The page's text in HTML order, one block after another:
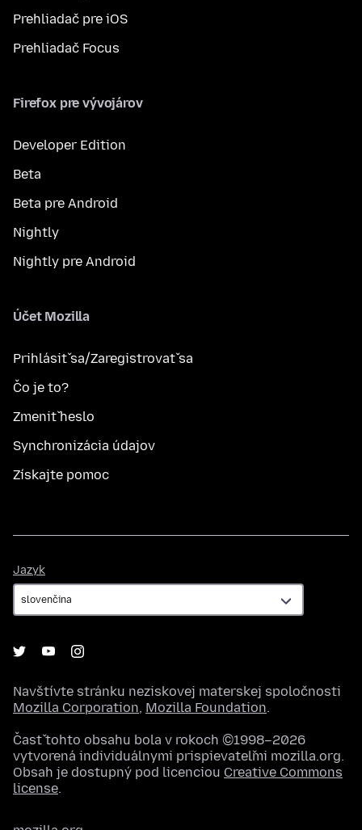
Prehliadač pre iOS
Prehliadač Focus
Firefox pre vývojárov
Developer Edition
Beta
Beta pre Android
Nightly
Nightly pre Android
Účet Mozilla
Prihlásiť sa/Zaregistrovať sa
Čo je to?
Zmeniť heslo
Synchronizácia údajov
Získajte pomoc
Jazyk
Navštívte stránku neziskovej materskej spoločnosti
Mozilla Corporation, Mozilla Foundation.
Časť tohto obsahu bola v rokoch ©1998–2026
vytvorená individuálnymi prispievateľmi mozilla.org.
Obsah je dostupný pod licenciou Creative Commons
license.